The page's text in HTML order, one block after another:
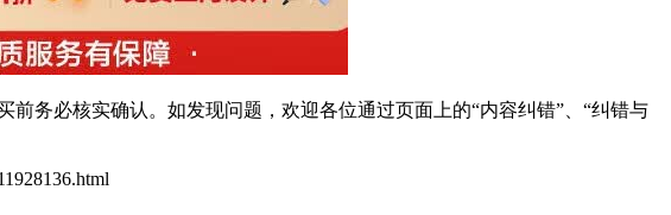
务必核实确认。如发现问题，欢迎各位通过页面上的“内容纠错”、“纠错与